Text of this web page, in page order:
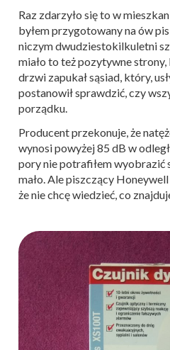
Raz zdarzyło się to w
byłem przygotowany na ów
niczym dwudziestokilkuletni
miało to też pozytywne
drzwi zapukał sąsiad, który,
postanowił sprawdzić, czy
porządku.
Producent przekonuje, że
wynosi powyżej 85 dB w
pory nie potrafiłem wyobrazić
mało. Ale piszczący
że nie chcę wiedzieć, co